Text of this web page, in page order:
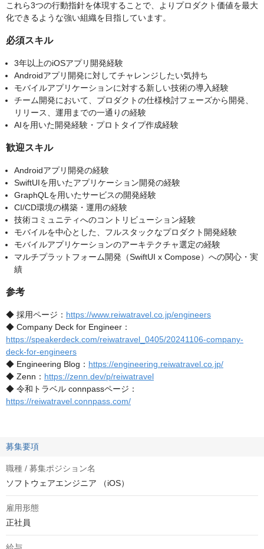
これら3つの行動指針を体現することで、よりプロダクト価値を最大
化できるような強い組織を目指しています。
必須スキル
3年以上のiOSアプリ開発経験
Androidアプリ開発に対してチャレンジしたい気持ち
モバイルアプリケーションに対する新しい技術の導入経験
チーム開発において、プロダクトの仕様検討フェーズから開発、
リリース、運用までの一通りの経験
AIを用いた開発経験・プロトタイプ作成経験
歓迎スキル
Androidアプリ開発の経験
SwiftUIを用いたアプリケーション開発の経験
GraphQLを用いたサービスの開発経験
CI/CD環境の構築・運用の経験
技術コミュニティへのコントリビューション経験
モバイルを中心とした、フルスタックなプロダクト開発経験
モバイルアプリケーションのアーキテクチャ選定の経験
マルチプラットフォーム開発（SwiftUI x Compose）への関心・実
績
参考
◆ 採用ページ： https://www.reiwatravel.co.jp/engineers
◆ Company Deck for Engineer：
https://speakerdeck.com/reiwatravel_0405/20241106-company-
deck-for-engineers
◆ Engineering Blog： https://engineering.reiwatravel.co.jp/
◆ Zenn： https://zenn.dev/p/reiwatravel
◆ 令和トラベル connpassページ：
https://reiwatravel.connpass.com/
募集要項
職種 / 募集ポジション名
ソフトウェアエンジニア （iOS）
雇用形態
正社員